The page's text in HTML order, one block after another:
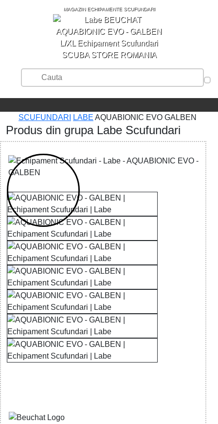
MAGAZIN ECHIPAMENTE SCUFUNDARI
SCUBA STORE ROMANIA
SCUFUNDARI LABE AQUABIONIC EVO GALBEN
Produs din grupa Labe Scufundari